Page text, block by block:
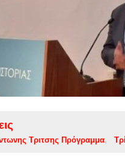
Τριτσης Πρόγραμμα